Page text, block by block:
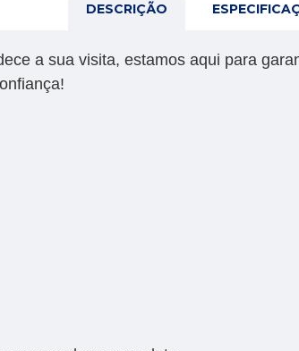
DESCRIÇÃO
a sua visita, estamos aqui para